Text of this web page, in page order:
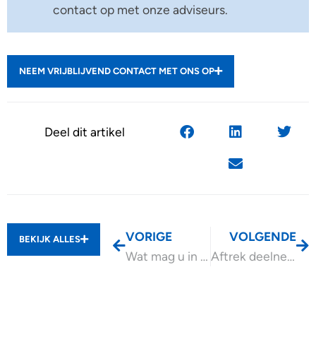
contact op met onze adviseurs.
NEEM VRIJBLIJVEND CONTACT MET ONS OP
Deel dit artikel
BEKIJK ALLES
VORIGE
Wat mag u in 2026 belastingvrij schenken?
VOLGENDE
Aftrek deelnemersbijdrage voor vrijwilliger ANBI?